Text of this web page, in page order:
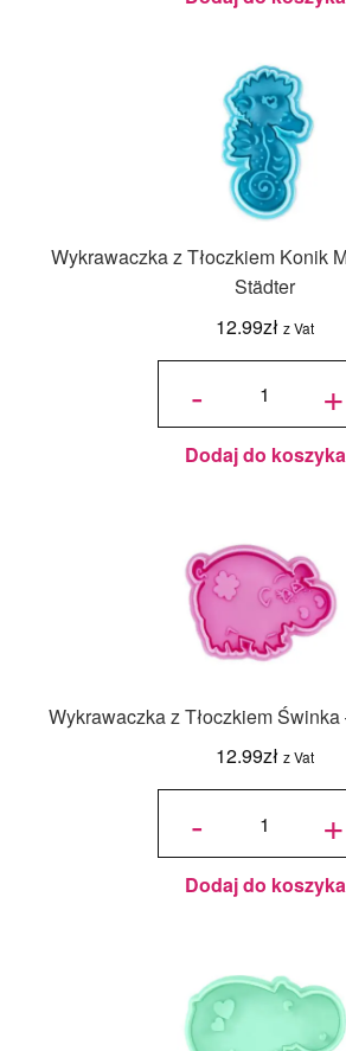
Wykrawaczka z Tłoczkiem Konik
Städter
12.99zł z Vat
-
ilość
z Tłoczkiem
Konik Morski
- 5,5 cm -
Städter +
Dodaj do koszyka
Wykrawaczka z Tłoczkiem
12.99zł z Vat
-
ilość
z Tłoczkiem
Świnka - 6
cm - Städter +
Dodaj do koszyka